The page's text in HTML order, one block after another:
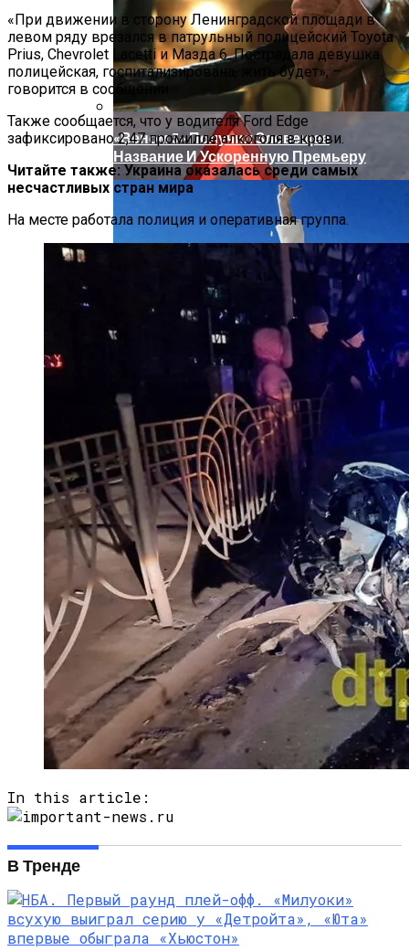
«Морковное» ДТП На Трассе Одесса-
Николаев: Столкнулись Два Грузовика
«Веном 3» Получил Зловещее
Название И Ускоренную Премьеру
Семейное Наследие: Кейт Хадсон
Хранит Свои Наряды Для Дочери Рани
«При движении в сторону Ленинградской площади в
левом ряду врезался в патрульный полицейский Toyota
Prius, Chevrolet Lacetti и Мазда 6. Пострадала девушка
полицейская, госпитализирована, жить будет», –
говорится в сообщении.
Также сообщается, что у водителя Ford Edge
зафиксировано 2,47 промилле алкоголя в крови.
Читайте также: Украина оказалась среди самых
несчастливых стран мира
На месте работала полиция и оперативная группа.
In this article:
В Тренде